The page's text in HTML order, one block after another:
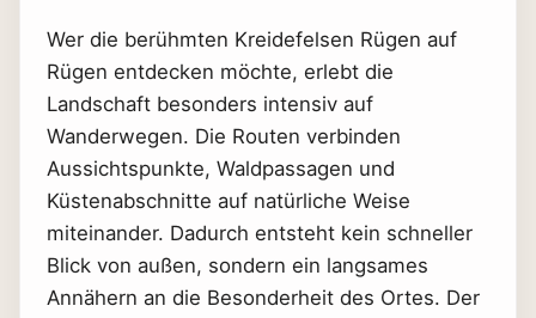
Wer die berühmten Kreidefelsen Rügen auf
Rügen entdecken möchte, erlebt die
Landschaft besonders intensiv auf
Wanderwegen. Die Routen verbinden
Aussichtspunkte, Waldpassagen und
Küstenabschnitte auf natürliche Weise
miteinander. Dadurch entsteht kein schneller
Blick von außen, sondern ein langsames
Annähern an die Besonderheit des Ortes. Der